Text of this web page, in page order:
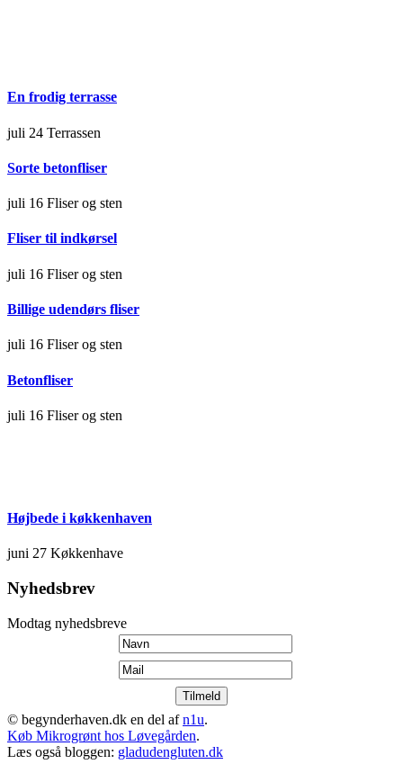
En frodig terrasse
juli 24 Terrassen
Sorte betonfliser
juli 16 Fliser og sten
Fliser til indkørsel
juli 16 Fliser og sten
Billige udendørs fliser
juli 16 Fliser og sten
Betonfliser
juli 16 Fliser og sten
Højbede i køkkenhaven
juni 27 Køkkenhave
Nyhedsbrev
Modtag nyhedsbreve
© begynderhaven.dk en del afn1u.
Køb Mikrogrønt hos Løvegården.
Læs også bloggen: gladudengluten.dk